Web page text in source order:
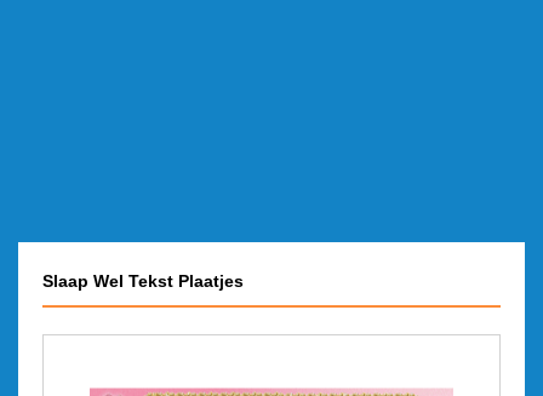
Slaap Wel Tekst Plaatjes